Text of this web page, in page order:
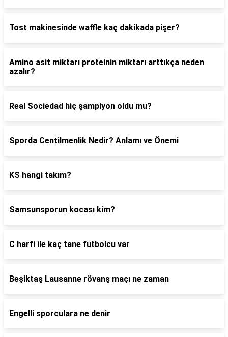
Tost makinesinde waffle kaç dakikada pişer?
Amino asit miktarı proteinin miktarı arttıkça neden
azalır?
Real Sociedad hiç şampiyon oldu mu?
Sporda Centilmenlik Nedir? Anlamı ve Önemi
KS hangi takım?
Samsunsporun kocası kim?
C harfi ile kaç tane futbolcu var
Beşiktaş Lausanne rövanş maçı ne zaman
Engelli sporculara ne denir